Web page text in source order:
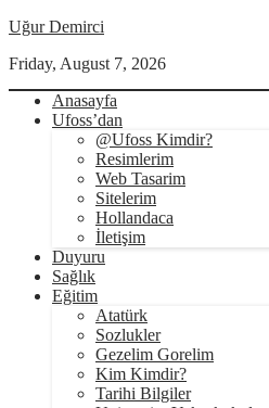
Uğur Demirci
Friday, August 7, 2026
Anasayfa
Ufoss’dan
@Ufoss Kimdir?
Resimlerim
Web Tasarim
Sitelerim
Hollandaca
İletişim
Duyuru
Sağlık
Eğitim
Atatürk
Sozlukler
Gezelim Gorelim
Kim Kimdir?
Tarihi Bilgiler